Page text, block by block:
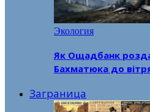
Экология
Як Ощадбанк
Бахматюка до
Заграница